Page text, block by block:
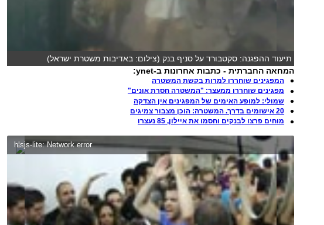
תיעוד ההפגנה: סקטבורד על סניף בנק (צילום: באדיבות משטרת ישראל)
המחאה החברתית - כתבות אחרונות ב-ynet:
המפגינים שוחררו למרות בקשת המשטרה
מפגינים שוחררו ממעצר: "המשטרה חסרת אונים"
שמולי: למופע האימים של המפגינים אין הצדקה
20 אישומים בדרך. המשטרה: הוכן מצבור צמיגים
מוחים פרצו לבנקים וחסמו את איילון, 85 נעצרו
hlsjs-lite: Network error